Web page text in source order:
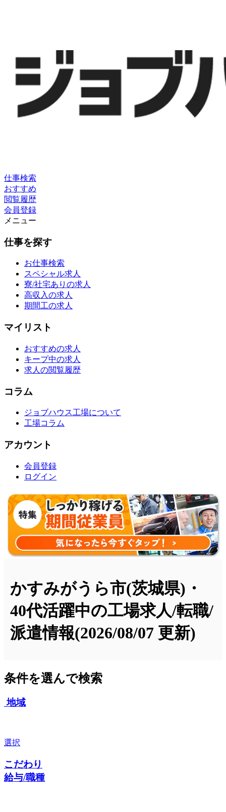
仕事検索
おすすめ
閲覧履歴
会員登録
メニュー
仕事を探す
お仕事検索
スペシャル求人
寮/社宅ありの求人
高収入の求人
期間工の求人
マイリスト
おすすめの求人
キープ中の求人
求人の閲覧履歴
コラム
ジョブハウス工場について
工場コラム
アカウント
会員登録
ログイン
かすみがうら市(茨城県)・
40代活躍中の工場求人/転職/
派遣情報(2026/08/07 更新)
条件を選んで検索
地域
選択
こだわり
給与/職種